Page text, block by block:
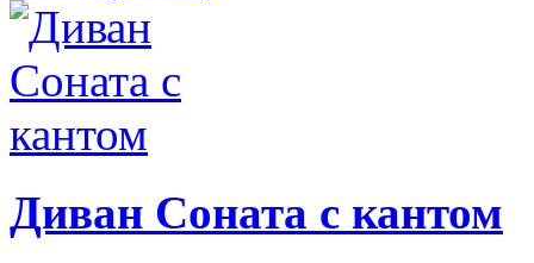
Диван Соната с кантом